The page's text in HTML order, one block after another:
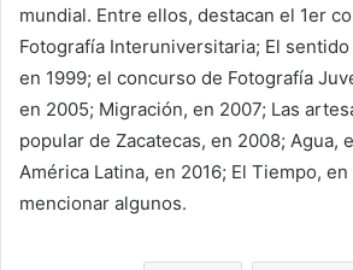
mundial. Entre ellos, destacan el 1er
Fotografía Interuniversitaria; El
en 1999; el concurso de Fotografía
en 2005; Migración, en 2007; Las
popular de Zacatecas, en 2008; Agua,
América Latina, en 2016; El Tiempo, en
mencionar algunos.